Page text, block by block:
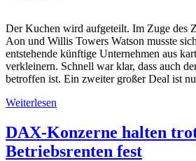
Der Kuchen wird aufgeteilt. Im Zuge des
Aon und Willis Towers Watson musste
entstehende künftige Unternehmen aus
verkleinern. Schnell war klar, dass auch
betroffen ist. Ein zweiter großer Deal ist
Weiterlesen
DAX-Konzerne halten
Betriebsrenten fest